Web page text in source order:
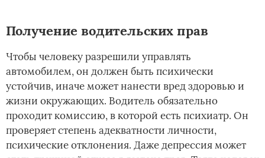
Получение водительских прав
Чтобы человеку разрешили управлять
автомобилем, он должен быть психически
устойчив, иначе может нанести вред здоровью и
жизни окружающих. Водитель обязательно
проходит комиссию, в которой есть психиатр. Он
проверяет степень адекватности личности,
психические отклонения. Даже депрессия может